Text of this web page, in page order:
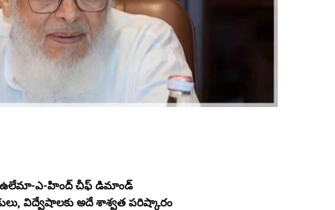
ఉలేమా-ఎ-హింద్ చీఫ్ డిమాండ్
విద్వేషాలకు అదే శాశ్వత పరిష్కారం